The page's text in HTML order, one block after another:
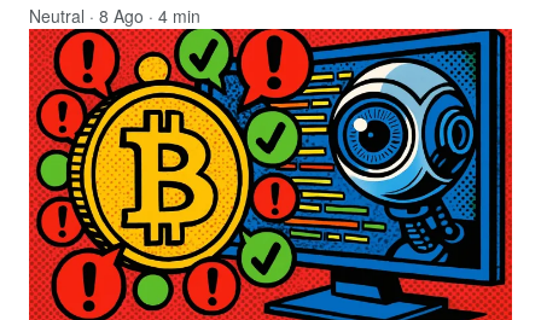
Neutral · 8 Ago · 4 min